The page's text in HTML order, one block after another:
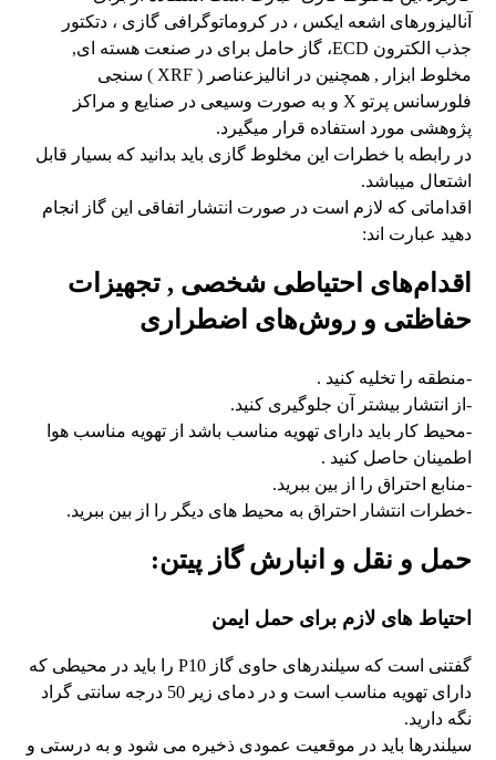
آنالیزورهای اشعه ایکس ، در کروماتوگرافی گازی ، دتکتور
جذب الکترون ECD، گاز حامل برای در صنعت هسته ای,
مخلوط ابزار , همچنین در انالیزعناصر ( XRF ) سنجی
فلورسانس پرتو X و به صورت وسیعی در صنایع و مراکز
پژوهشی مورد استفاده قرار میگیرد.
در رابطه با خطرات این مخلوط گازی باید بدانید که بسیار قابل
اشتعال میباشد.
اقداماتی که لازم است در صورت انتشار اتفاقی این گاز انجام
دهید عبارت اند:
اقدام‌های احتیاطی شخصی , تجهیزات
حفاظتی و روش‌های اضطراری
-منطقه را تخلیه کنید .
-از انتشار بیشتر آن جلوگیری کنید.
-محیط کار باید دارای تهویه مناسب باشد از تهویه مناسب هوا
اطمینان حاصل کنید .
-منابع احتراق را از بین ببرید.
-خطرات انتشار احتراق به محیط های دیگر را از بین ببرید.
حمل و نقل و انبارش گاز پیتن:
احتیاط های لازم برای حمل ایمن
گفتنی است که سیلندرهای حاوی گاز P10 را باید در محیطی که
دارای تهویه مناسب است و در دمای زیر 50 درجه سانتی گراد
نگه دارید.
سیلندرها باید در موقعیت عمودی ذخیره می شود و به درستی و